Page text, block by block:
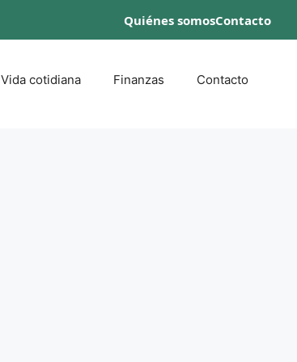
Quiénes somosContacto
Vida cotidiana Finanzas Contacto